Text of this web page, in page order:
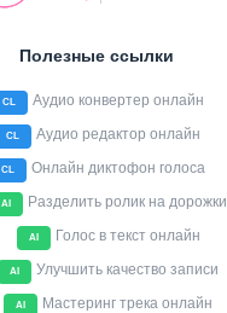
Полезные ссылки
CL Аудио конвертер онлайн
CL Аудио редактор онлайн
CL Онлайн диктофон голоса
AI Разделить ролик на дорожки
AI Голос в текст онлайн
AI Улучшить качество записи
AI Мастеринг трека онлайн